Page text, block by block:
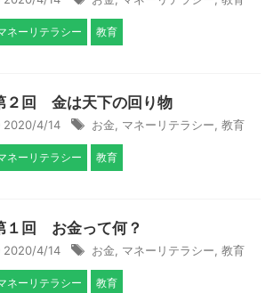
ネーリテラシー 教育
２回 金は天下の回り物
2020/4/14 お金 マネーリテラシー 教育
ネーリテラシー 教育
１回 お金って何？
2020/4/14 お金 マネーリテラシー 教育
ネーリテラシー 教育